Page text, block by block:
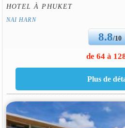
HOTEL À PHUKET
NAI HARN
8.8/10
de 64 à